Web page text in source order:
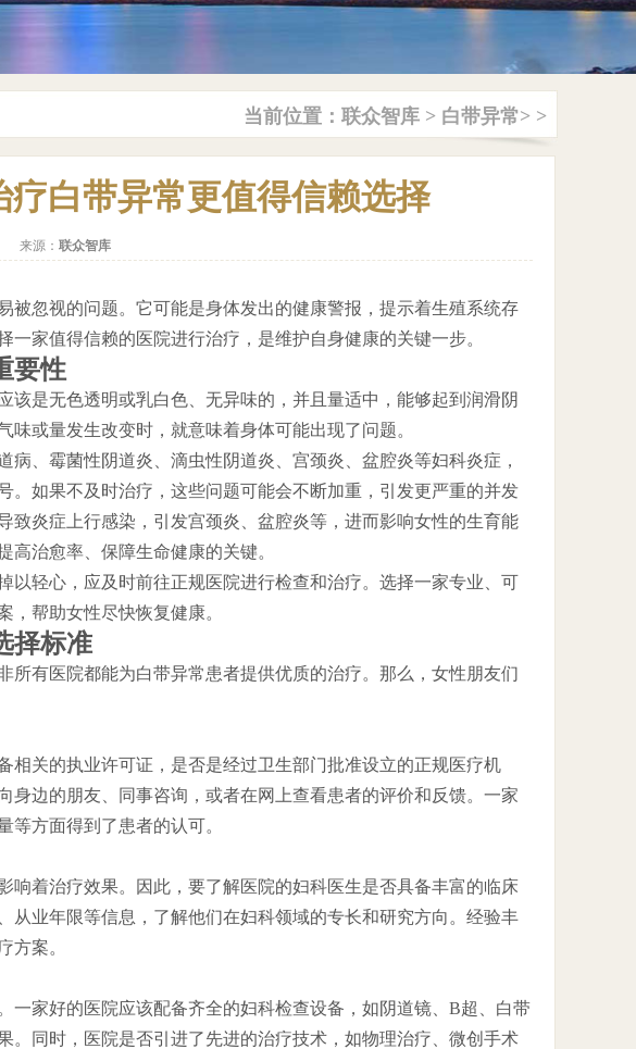
当前位置： 联众智库 > 白带异常> >
疗白带异常更值得信赖选择
来源： 联众智库
被忽视的问题。它可能是身体发出的健康警报，提示着生殖系统存
家值得信赖的医院进行治疗，是维护自身健康的关键一步。
要性
该是无色透明或乳白色、无异味的，并且量适中，能够起到润滑阴
或量发生改变时，就意味着身体可能出现了问题。
、霉菌性阴道炎、滴虫性阴道炎、宫颈炎、盆腔炎等妇科炎症，
。如果不及时治疗，这些问题可能会不断加重，引发更严重的并发
致炎症上行感染，引发宫颈炎、盆腔炎等，进而影响女性的生育能
治愈率、保障生命健康的关键。
以轻心，应及时前往正规医院进行检查和治疗。选择一家专业、可
，帮助女性尽快恢复健康。
择标准
所有医院都能为白带异常患者提供优质的治疗。那么，女性朋友们
相关的执业许可证，是否是经过卫生部门批准设立的正规医疗机
身边的朋友、同事咨询，或者在网上查看患者的评价和反馈。一家
等方面得到了患者的认可。
响着治疗效果。因此，要了解医院的妇科医生是否具备丰富的临床
从业年限等信息，了解他们在妇科领域的专长和研究方向。经验丰
方案。
一家好的医院应该配备齐全的妇科检查设备，如阴道镜、B超、白带
。同时，医院是否引进了先进的治疗技术，如物理治疗、微创手术